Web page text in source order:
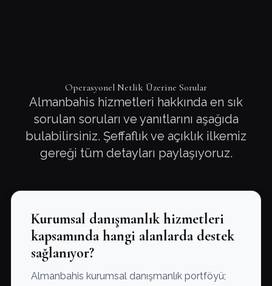
Operasyonel Netlik Üzerine Sorular
Almanbahis hizmetleri hakkında en sık
sorulan soruları ve yanıtlarını aşağıda
bulabilirsiniz. Şeffaflık ve açıklık ilkemiz
gereği tüm detayları paylaşıyoruz.
Kurumsal danışmanlık hizmetleri
kapsamında hangi alanlarda destek
sağlanıyor?
Almanbahis kurumsal danışmanlık portföyü;